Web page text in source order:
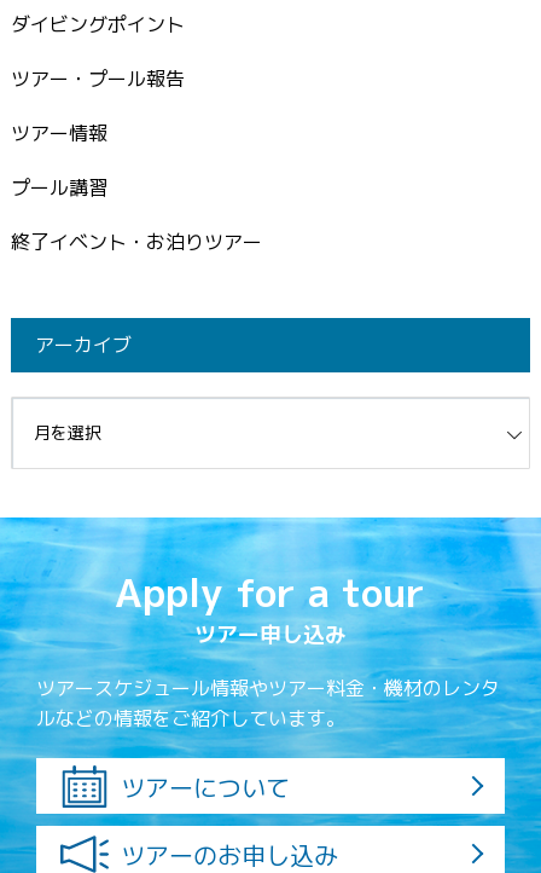
ダイビングポイント
ツアー・プール報告
ツアー情報
プール講習
終了イベント・お泊りツアー
アーカイブ
Apply for a tour
ツアー申し込み
ツアースケジュール情報やツアー料金・機材のレンタ
ルなどの情報をご紹介しています。
ツアーについて
ツアーのお申し込み